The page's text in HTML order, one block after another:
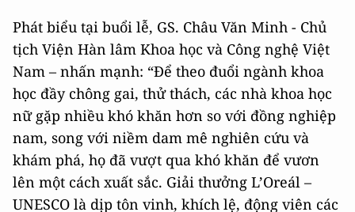
Phát biểu tại buổi lễ, GS. Châu Văn Minh - Chủ
tịch Viện Hàn lâm Khoa học và Công nghệ Việt
Nam – nhấn mạnh: “Để theo đuổi ngành khoa
học đầy chông gai, thử thách, các nhà khoa học
nữ gặp nhiều khó khăn hơn so với đồng nghiệp
nam, song với niềm dam mê nghiên cứu và
khám phá, họ đã vượt qua khó khăn để vươn
lên một cách xuất sắc. Giải thưởng L’Oreál –
UNESCO là dịp tôn vinh, khích lệ, động viên các